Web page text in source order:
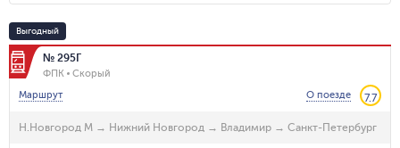
Выгодный
№ 295Г
ФПК
Скорый
Маршрут
О поезде 7.7
Н.Новгород М → Нижний Новгород → Владимир → Санкт-Петербург